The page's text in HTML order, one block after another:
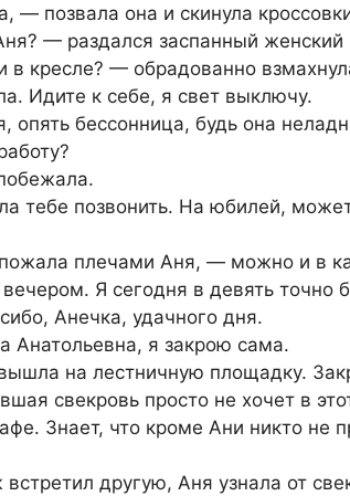
— позвала она и скинула
— раздался заспанный женский
в кресле? — обрадованно
Идите к себе, я свет выключу.
опять бессонница, будь она
тебе позвонить. На юбилей,
плечами Аня, — можно и в
Я сегодня в девять точно
Анечка, удачного дня.
я закрою сама.
на лестничную площадку.
свекровь просто не хочет в
Знает, что кроме Ани никто не
другую, Аня узнала от